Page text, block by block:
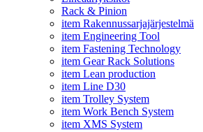
Rack & Pinion
item Rakennussarjajärjestelmä
item Engineering Tool
item Fastening Technology
item Gear Rack Solutions
item Lean production
item Line D30
item Trolley System
item Work Bench System
item XMS System